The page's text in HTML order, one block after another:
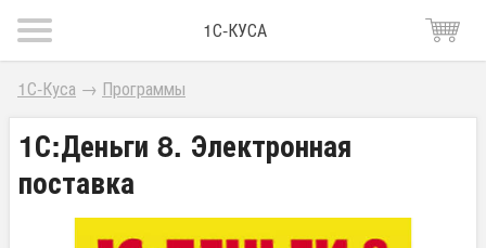
1С-КУСА
1С-Куса → Программы
1С:Деньги 8. Электронная
поставка